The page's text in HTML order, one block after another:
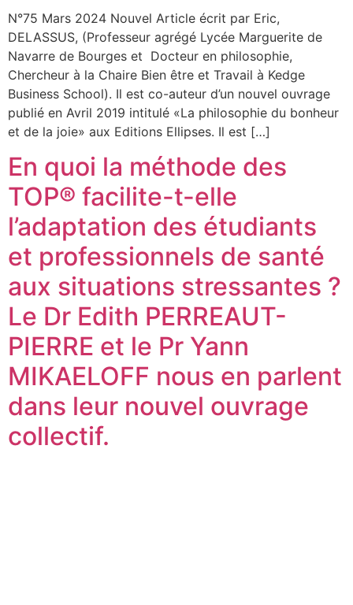
N°75 Mars 2024 Nouvel Article écrit par Eric,
DELASSUS, (Professeur agrégé Lycée Marguerite de
Navarre de Bourges et Docteur en philosophie,
Chercheur à la Chaire Bien être et Travail à Kedge
Business School). Il est co-auteur d’un nouvel ouvrage
publié en Avril 2019 intitulé «La philosophie du bonheur
et de la joie» aux Editions Ellipses. Il est […]
En quoi la méthode des
TOP® facilite-t-elle
l’adaptation des étudiants
et professionnels de santé
aux situations stressantes ?
Le Dr Edith PERREAUT-
PIERRE et le Pr Yann
MIKAELOFF nous en parlent
dans leur nouvel ouvrage
collectif.